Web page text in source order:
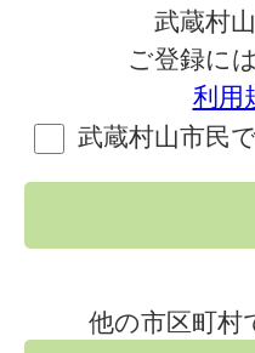
武蔵村
ご登録に
利用
武蔵村山市民
他の市区町村